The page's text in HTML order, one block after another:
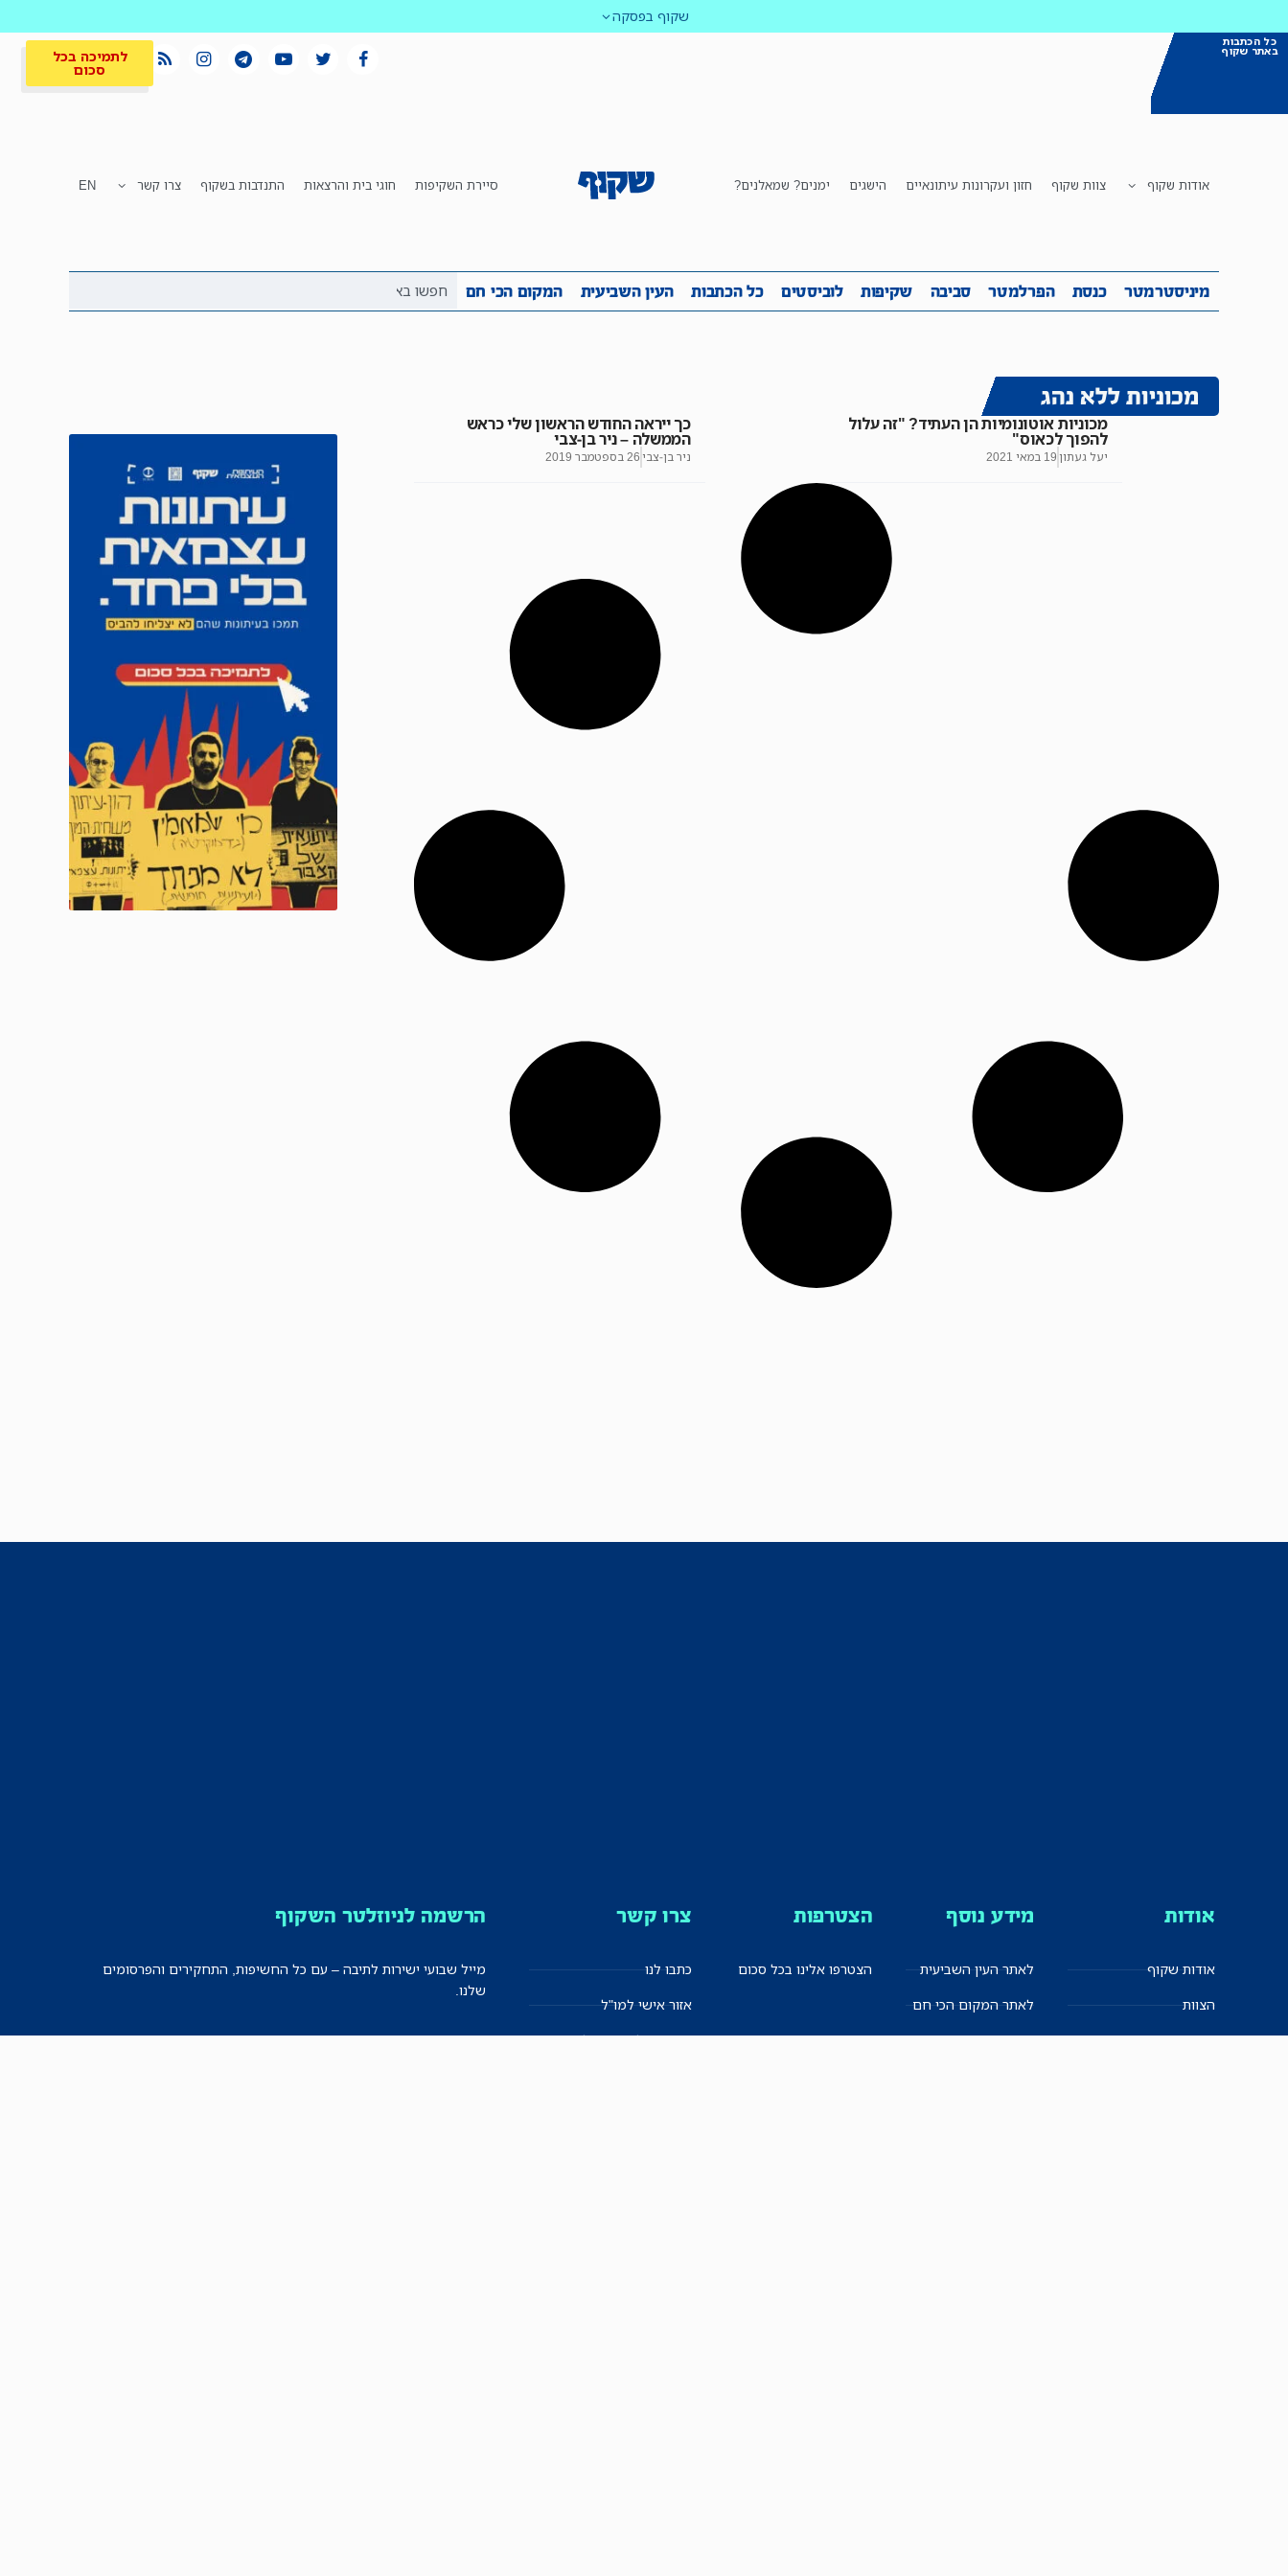
שקוף בפסקה
כל הכתבות
באתר שקוף לתמיכה בכל
סכום
אודות שקוף צוות שקוף חזון ועקרונות עיתונאיים הישגים ימנים? שמאלנים? סיירת השקיפות חוגי בית והרצאות התנדבות בשקוף צרו קשר EN
מיניסטרמטר כנסת הפרלמטר סביבה שקיפות לוביסטים כל הכתבות העין השביעית המקום הכי חם
מיניסטרמטר כנסת הפרלמטר סביבה שקיפות לוביסטים כל הכתבות העין השביעית המקום הכי חם לתמיכה בכל
מכוניות ללא נהג
מכוניות אוטונומיות הן העתיד? "זה עלול
להפוך לכאוס"
יעל געתון 19 במאי 2021
כך ייראה החודש הראשון שלי כראש
הממשלה – ניר בן-צבי
ניר בן-צבי 26 בספטמבר 2019
אודות
אודות שקוף
הצוות
הישגים
מידע נוסף
לאתר העין השביעית
לאתר המקום הכי חם
שקיפות עצמית
הצטרפות
הצטרפו אלינו בכל סכום
צרו קשר
כתבו לנו
אזור אישי למו"ל
תיבת הדלפות (מייל אדום)
הרשמה לניוזלטר השקוף
מייל שבועי ישירות לתיבה – עם כל החשיפות, התחקירים והפרסומים
שלנו.